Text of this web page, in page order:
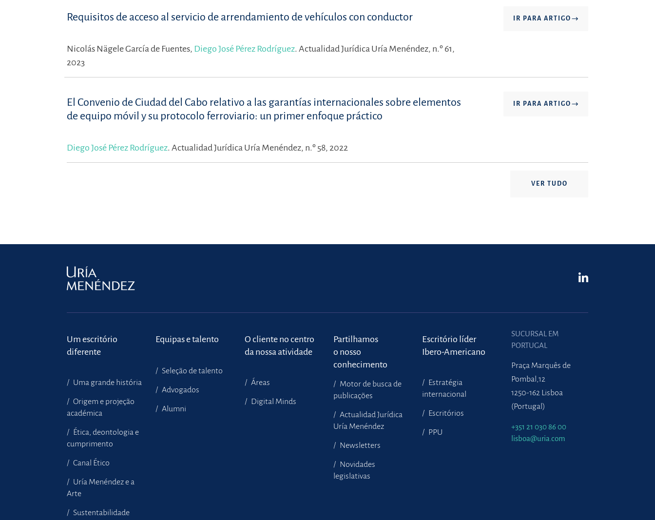
Requisitos de acceso al servicio de arrendamiento de vehículos con conductor IR PARA ARTIGO
Nicolás Nägele García de Fuentes, Diego José Pérez Rodríguez. Actualidad Jurídica Uría Menéndez, n.º 61,
2023
El Convenio de Ciudad del Cabo relativo a las garantías internacionales sobre elementos
de equipo móvil y su protocolo ferroviario: un primer enfoque práctico
IR PARA ARTIGO
Diego José Pérez Rodríguez. Actualidad Jurídica Uría Menéndez, n.º 58, 2022
VER TUDO
Um escritório
diferente
Uma grande história
Origem e projeção
académica
Ética, deontologia e
cumprimento
Canal Ético
Uría Menéndez e a
Arte
Sustentabilidade
Equipas e talento
Seleção de talento
Advogados
Alumni
O cliente no centro
da nossa atividade
Áreas
Digital Minds
Partilhamos
o nosso
conhecimento
Motor de busca de
publicações
Actualidad Jurídica
Uría Menéndez
Newsletters
Novidades
legislativas
Escritório líder
Ibero-Americano
Estratégia
internacional
Escritórios
PPU
SUCURSAL EM
PORTUGAL
Praça Marquês de
Pombal,12
1250-162 Lisboa
(Portugal)
+351 21 030 86 00
lisboa@uria.com